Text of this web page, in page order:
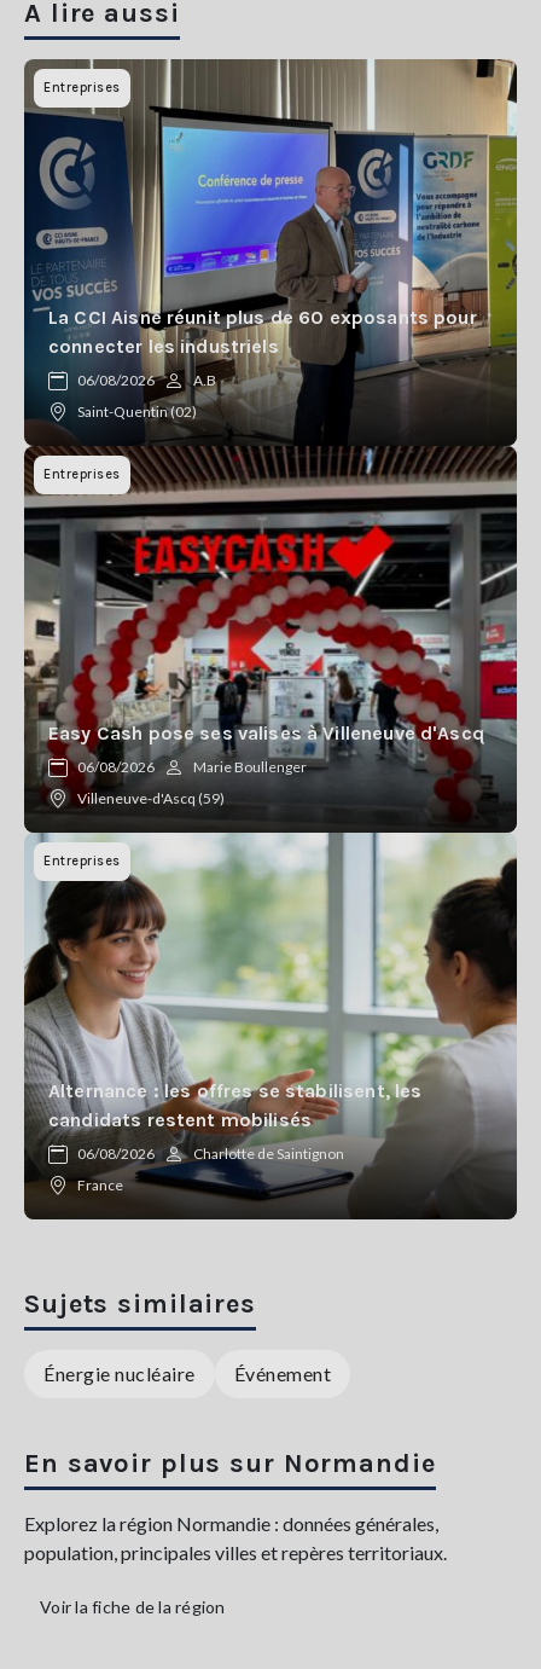
A lire aussi
Entreprises
La CCI Aisne réunit plus de 60 exposants pour
connecter les industriels
06/08/2026
A.B
Saint-Quentin (02)
Entreprises
Easy Cash pose ses valises à Villeneuve d'Ascq
06/08/2026
Marie Boullenger
Villeneuve-d'Ascq (59)
Entreprises
Alternance : les offres se stabilisent, les
candidats restent mobilisés
06/08/2026
Charlotte de Saintignon
France
Sujets similaires
Énergie nucléaire Événement
En savoir plus sur Normandie
Explorez la région Normandie : données générales,
population, principales villes et repères territoriaux.
Voir la fiche de la région